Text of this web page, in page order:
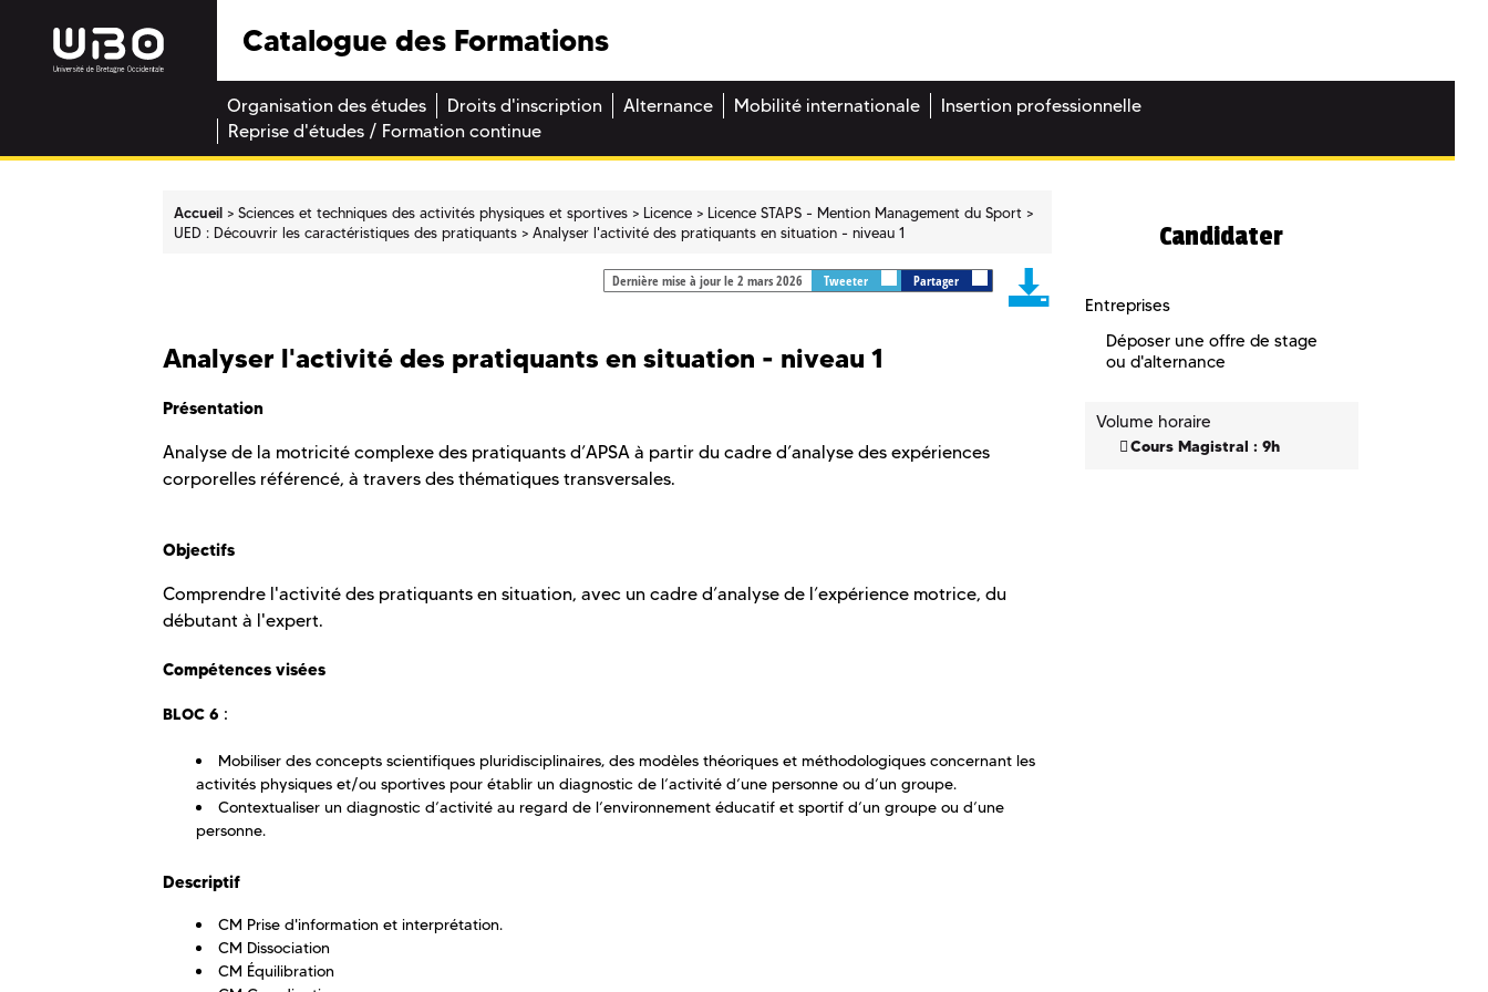
Catalogue des Formations
Organisation des études Droits d'inscription Alternance Mobilité internationale
Insertion professionnelle
Reprise d'études / Formation continue
Accueil Sciences et techniques des activités physiques et sportives Licence
Licence STAPS - Mention Management du Sport
UED : Découvrir les caractéristiques des pratiquants
Analyser l'activité des pratiquants en situation - niveau 1
Dernière mise à jour le 2 mars 2026 Tweeter Partager
Analyser l'activité des pratiquants en situation - niveau 1
Présentation
Analyse de la motricité complexe des pratiquants d’APSA à partir du cadre d’analyse des expériences
corporelles référencé, à travers des thématiques transversales.
Objectifs
Comprendre l'activité des pratiquants en situation, avec un cadre d’analyse de l’expérience motrice, du
débutant à l'expert.
Compétences visées
BLOC 6 :
Mobiliser des concepts scientifiques pluridisciplinaires, des modèles théoriques et méthodologiques concernant les
activités physiques et/ou sportives pour établir un diagnostic de l’activité d’une personne ou d’un groupe.
Contextualiser un diagnostic d’activité au regard de l’environnement éducatif et sportif d’un groupe ou d’une
personne.
Descriptif
CM Prise d'information et interprétation.
CM Dissociation
CM Équilibration
Candidater
Entreprises
Déposer une offre de stage
ou d'alternance
Volume horaire
Cours Magistral : 9h